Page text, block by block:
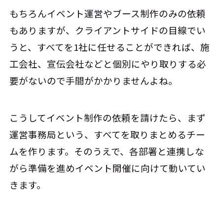
もちろんイベント運営やブース制作のみの依頼
もありますが、クライアントサイドの目線でい
うと、すべてを1社に任せることができれば、施
工会社、宣伝会社などと個別にやり取りする必
要がないので手間がかかりませんよね。
こうしてイベント制作の依頼を請けたら、まず
運営事務局という、すべてを取りまとめるチー
ムを作ります。そのうえで、各部署と連携しな
がら準備を進めイベント開催に向けて動いてい
きます。